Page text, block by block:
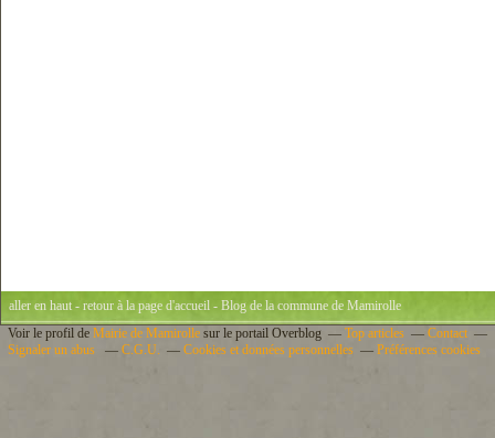
aller en haut- retour à la page d'accueil - Blog de la commune de Mamirolle
Voir le profil de Mairie de Mamirolle sur le portail Overblog Top articles
Contact
Signaler un abus
C.G.U. Cookies et données personnelles Préférences cookies